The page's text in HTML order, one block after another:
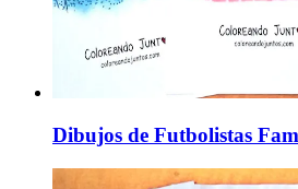
Dibujos de Futbolistas